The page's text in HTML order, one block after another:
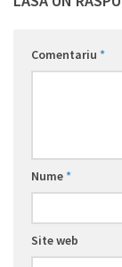
Comentariu *
Nume*
Site web